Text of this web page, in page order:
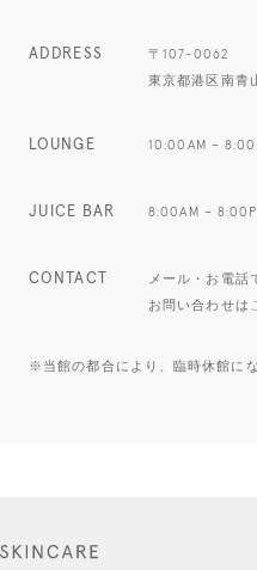
ADDRESS
〒107-0062
東京都港区南青
LOUNGE 10:00AM –
JUICE BAR 8:00AM –
CONTACT
メール・お電話
お問い合わせは
※当館の都合により、臨時休館に